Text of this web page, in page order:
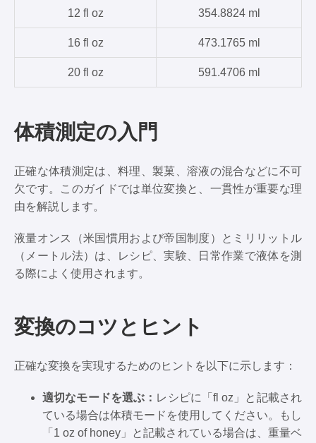
12 fl oz 354.8824 ml
16 fl oz 473.1765 ml
20 fl oz 591.4706 ml
体積測定の入門
正確な体積測定は、料理、製菓、溶液の混合などに不可
欠です。このガイドでは単位変換と、一貫性が重要な理
由を解説します。
液量オンス（米国慣用および帝国制度）とミリリットル
（メートル法）は、レシピ、実験、日常作業で液体を測
る際によく使用されます。
変換のコツとヒント
正確な変換を実現するためのヒントを以下に示します：
適切なモードを選ぶ： レシピに「fl oz」と記載され
ている場合は体積モードを使用してください。もし
「1 oz of honey」と記載されている場合は、重量ベ